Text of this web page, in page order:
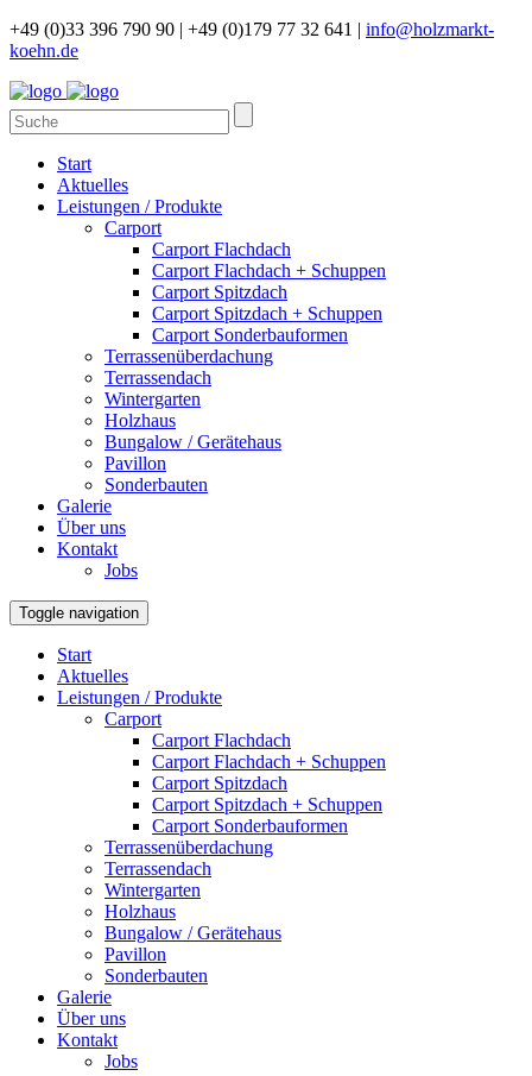
+49 (0)33 396 790 90 | +49 (0)179 77 32 641 | info@holzmarkt-
koehn.de
Start
Aktuelles
Leistungen / Produkte
Carport
Carport Flachdach
Carport Flachdach + Schuppen
Carport Spitzdach
Carport Spitzdach + Schuppen
Carport Sonderbauformen
Terrassenüberdachung
Terrassendach
Wintergarten
Holzhaus
Bungalow / Gerätehaus
Pavillon
Sonderbauten
Galerie
Über uns
Kontakt
Jobs
Toggle navigation
Start
Aktuelles
Leistungen / Produkte
Carport
Carport Flachdach
Carport Flachdach + Schuppen
Carport Spitzdach
Carport Spitzdach + Schuppen
Carport Sonderbauformen
Terrassenüberdachung
Terrassendach
Wintergarten
Holzhaus
Bungalow / Gerätehaus
Pavillon
Sonderbauten
Galerie
Über uns
Kontakt
Jobs